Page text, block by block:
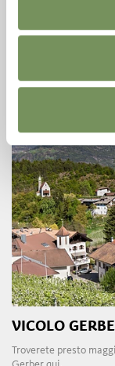
T
VICOLO
Troverete presto